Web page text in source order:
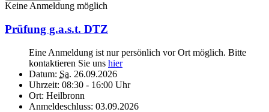
Keine Anmeldung möglich
Prüfung g.a.s.t. DTZ
Eine Anmeldung ist nur persönlich vor Ort möglich. Bitte
kontaktieren Sie uns hier
Datum: Sa. 26.09.2026
Uhrzeit: 08:30 - 16:00 Uhr
Ort: Heilbronn
Anmeldeschluss: 03.09.2026